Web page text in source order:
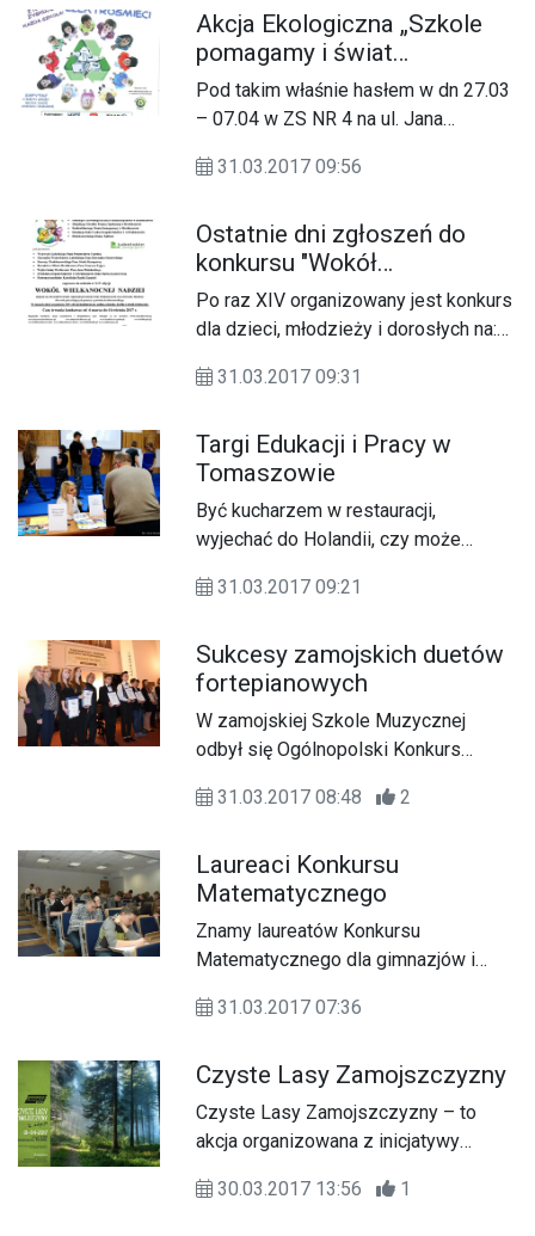
dopuszczalnej prędkości jazdy
zarówno przez pojazdy osobowe,
autobusy oraz pojazdy ciężarowe.
Ubezpieczeń Społecznych.
Akcja Ekologiczna „Szkole
pomagamy i świat
oczyszczamy”
Pod takim właśnie hasłem w dn 27.03
– 07.04 w ZS NR 4 na ul. Jana
prowadzona jest zbiórka zużytego
elektronicznego.
31.03.2017 09:56
Ostatnie dni zgłoszeń do
konkursu "Wokół
Wielkanocnej Nadziei"
Po raz XIV organizowany jest konkurs
dla dzieci, młodzieży i dorosłych na:
świąteczny ph: "Wokół Wielkanocnej
31.03.2017 09:31
Targi Edukacji i Pracy w
Tomaszowie
Być kucharzem w restauracji,
wyjechać do Holandii, czy może
stawiała sobie młodzież w miniony
Edukacji i Pracy zorganizowanych w
Tomaszowie Lubelskim.
31.03.2017 09:21
Sukcesy zamojskich duetów
fortepianowych
W zamojskiej Szkole Muzycznej
odbył się Ogólnopolski Konkurs
Razem”.
31.03.2017 08:48 2
Laureaci Konkursu
Matematycznego
Znamy laureatów Konkursu
Matematycznego dla gimnazjów i
31.03.2017 07:36
Czyste Lasy Zamojszczyzny
Czyste Lasy Zamojszczyzny – to
akcja organizowana z inicjatywy
Skierowana jest ona do całego
30.03.2017 13:56 1